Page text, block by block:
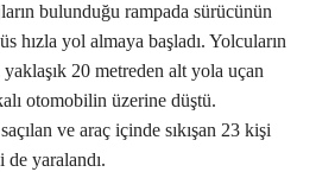
bulunduğu rampada sürücünün
hızla yol almaya başladı. Yolcuların
yaklaşık 20 metreden alt yola uçan
otomobilin üzerine düştü.
ve araç içinde sıkışan 23 kişi
de yaralandı.